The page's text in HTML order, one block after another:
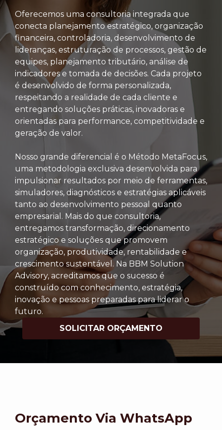
Oferecemos uma consultoria integrada que
conecta planejamento estratégico, organização
financeira, controladoria, desenvolvimento de
lideranças, estruturação de processos, gestão de
equipes, planejamento tributário, análise de
indicadores e tomada de decisões. Cada projeto
é desenvolvido de forma personalizada,
respeitando a realidade de cada cliente e
entregando soluções práticas, inovadoras e
orientadas para performance, competitividade e
geração de valor.
Nosso grande diferencial é o Método MetaFocus,
uma metodologia exclusiva desenvolvida para
impulsionar resultados por meio de ferramentas,
simuladores, diagnósticos e estratégias aplicáveis
tanto ao desenvolvimento pessoal quanto
empresarial. Mais do que consultoria,
entregamos transformação, direcionamento
estratégico e soluções que promovem
organização, produtividade, rentabilidade e
crescimento sustentável. Na BBM Solution
Advisory, acreditamos que o sucesso é
construído com conhecimento, estratégia,
inovação e pessoas preparadas para liderar o
futuro.
SOLICITAR ORÇAMENTO
Orçamento Via WhatsApp